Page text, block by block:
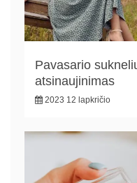
Pavasario
atsinaujinimas
2023 12 lapkričio